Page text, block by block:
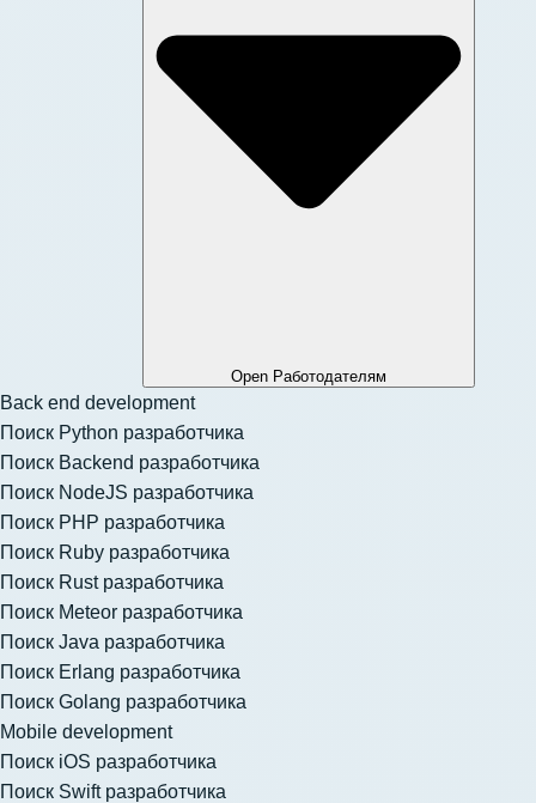
Open Работодателям
Back end development
Поиск Python разработчика
Поиск Backend разработчика
Поиск NodeJS разработчика
Поиск PHP разработчика
Поиск Ruby разработчика
Поиск Rust разработчика
Поиск Meteor разработчика
Поиск Java разработчика
Поиск Erlang разработчика
Поиск Golang разработчика
Mobile development
Поиск iOS разработчика
Поиск Swift разработчика